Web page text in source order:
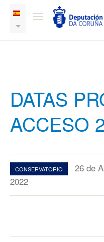
DATAS
ACCESO
CONSERVATORIO
26 de
2022